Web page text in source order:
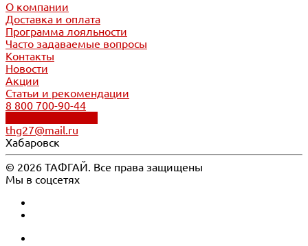
О компании
Доставка и оплата
Программа лояльности
Часто задаваемые вопросы
Контакты
Новости
Акции
Статьи и рекомендации
8 800 700-90-44
thg27@mail.ru
Хабаровск
© 2026 ТАФГАЙ. Все права защищены
Мы в соцсетях